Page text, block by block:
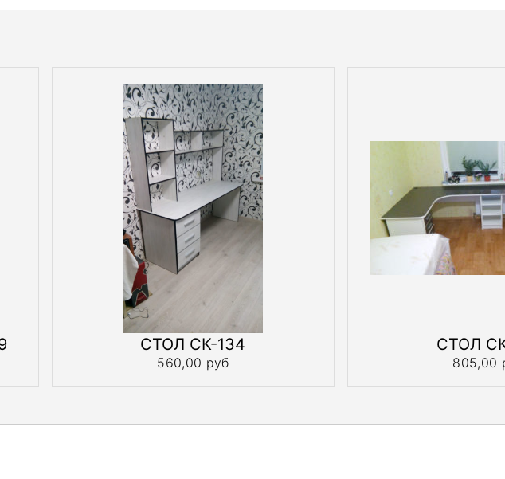
СТОЛ СК-134
560,00 руб
СТОЛ
805,00